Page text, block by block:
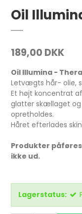
Oil
189,00 DKK
Oil Illumina -
Letvægts hår- olie,
Et højt koncentrat
glatter skællaget
opretholdes.
Håret efterlades
Produkter
ikke ud.
Lagerstatus: